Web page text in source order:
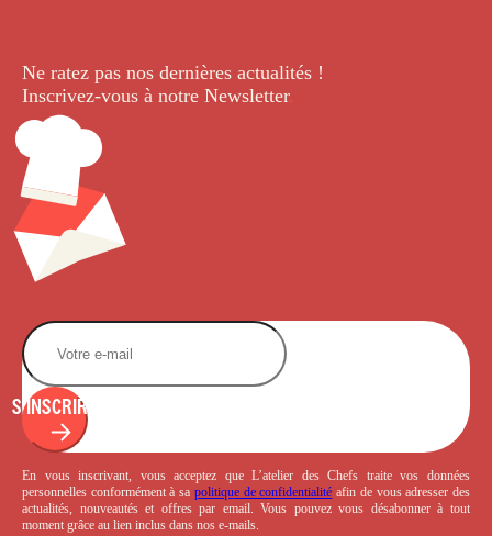
Ne ratez pas nos dernières actualités !
Inscrivez-vous à notre Newsletter.
S'INSCRIRE
En vous inscrivant, vous acceptez que L’atelier des Chefs traite vos données
personnelles conformément à sa politique de confidentialité afin de vous adresser des
actualités, nouveautés et offres par email. Vous pouvez vous désabonner à tout
moment grâce au lien inclus dans nos e-mails.